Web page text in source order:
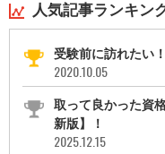
人気記事ランキン
受験前に訪れたい
2020.10.05
取って良かった資
新版】！
2025.12.15